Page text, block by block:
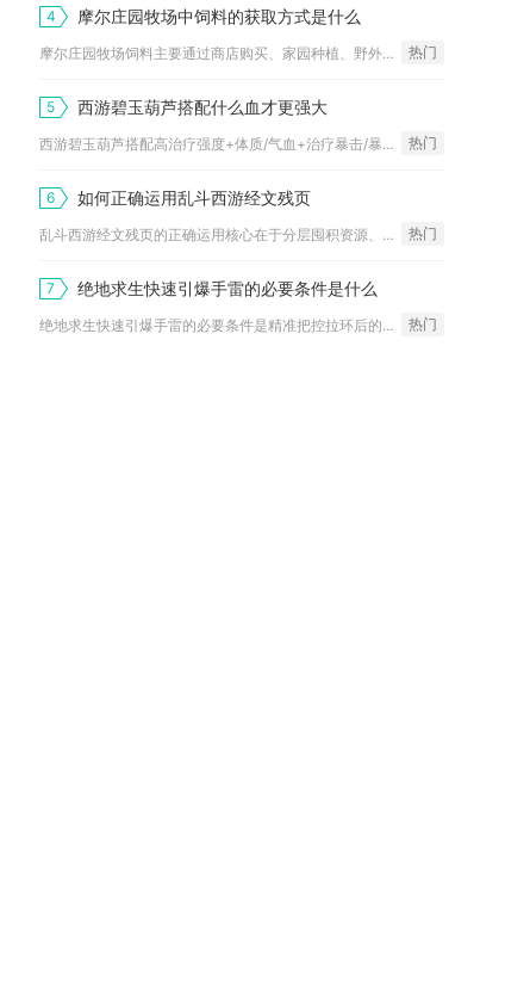
4 摩尔庄园牧场中饲料的获取方式是什么
摩尔庄园牧场饲料主要通过商店购买、家园种植、野外采集和玩法奖... 热门
5 西游碧玉葫芦搭配什么血才更强大
西游碧玉葫芦搭配高治疗强度+体质/气血+治疗暴击/暴击伤害的... 热门
6 如何正确运用乱斗西游经文残页
乱斗西游经文残页的正确运用核心在于分层囤积资源、按阵容优先级... 热门
7 绝地求生快速引爆手雷的必要条件是什么
绝地求生快速引爆手雷的必要条件是精准把控拉环后的倒计时、匹配... 热门